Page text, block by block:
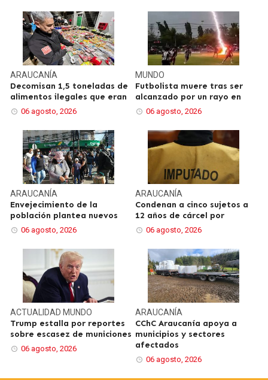
ARAUCANÍA
Decomisan 1,5 toneladas de
alimentos ilegales que eran
06 agosto, 2026
MUNDO
Futbolista muere tras ser
alcanzado por un rayo en
06 agosto, 2026
ARAUCANÍA
Envejecimiento de la
población plantea nuevos
06 agosto, 2026
ARAUCANÍA
Condenan a cinco sujetos a
12 años de cárcel por
06 agosto, 2026
ACTUALIDAD MUNDO
Trump estalla por reportes
sobre escasez de municiones
06 agosto, 2026
ARAUCANÍA
CChC Araucanía apoya a
municipios y sectores
afectados
06 agosto, 2026